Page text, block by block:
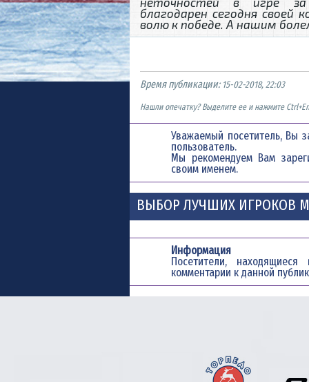
благодарен сегодня своей
волю к победе. А нашим
Время публикации: 15-02-2018, 22:03
Нашли опечатку? Выделите ее и нажмите
Уважаемый посетитель, Вы
пользователь.
Мы рекомендуем Вам
своим именем.
ВЫБОР ЛУЧШИХ ИГРОКОВ
Информация
Посетители,
комментарии к данной